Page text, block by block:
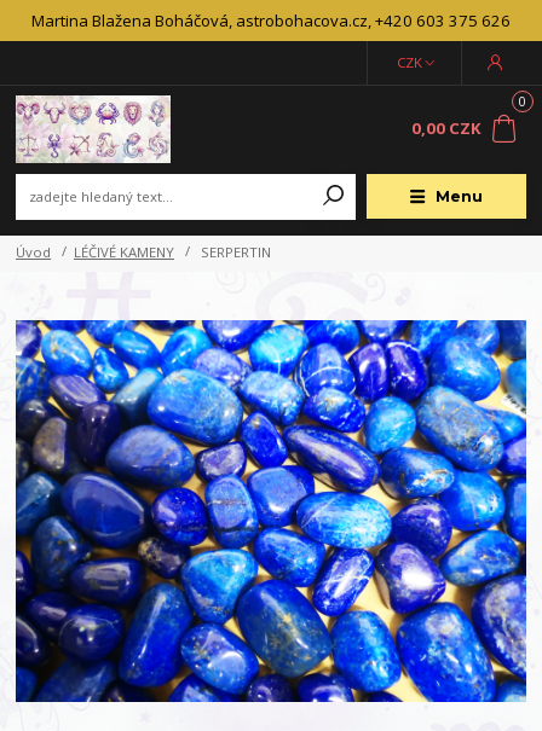
Martina Blažena Boháčová, astrobohacova.cz, +420 603 375 626
Menu
CZK
0
0,00 CZK
Úvod LÉČIVÉ KAMENY SERPERTIN